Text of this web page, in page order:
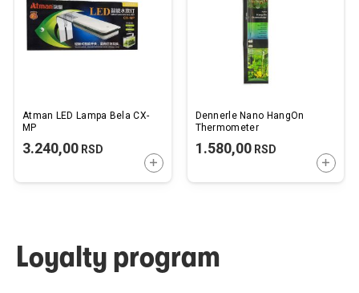
Atman LED Lampa Bela CX-
MP
3.240,00 RSD
DODAJTE U KORPU
Dennerle Nano HangOn
Thermometer
1.580,00RSD
Loyalty program